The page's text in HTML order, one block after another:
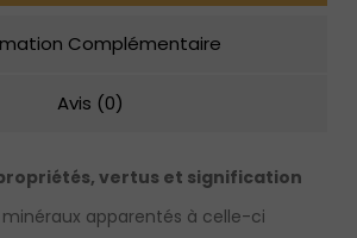
Complémentaire
Avis (0)
vertus et signification
minéraux apparentés à celle-ci